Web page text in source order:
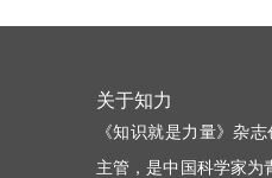
关于知力
《知识就是力量》杂
主管，是中国科学家为